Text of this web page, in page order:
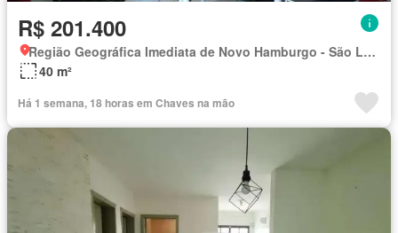
R$ 201.400
Região Geográfica Imediata de Novo Hamburgo - São Leopoldo, Região Metropolitana de Porto Alegre
40 m²
Há 1 semana, 18 horas em Chaves na mão